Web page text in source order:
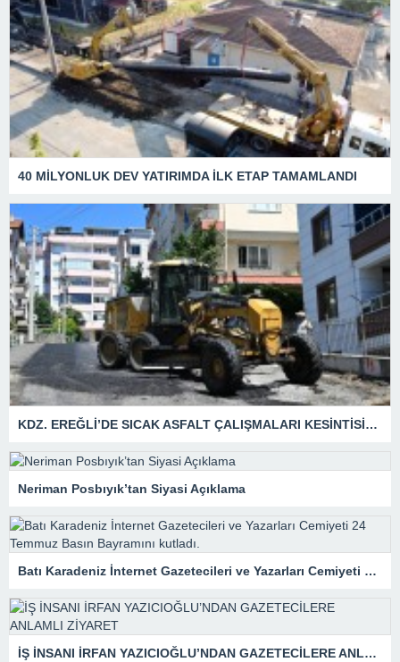
40 MİLYONLUK DEV YATIRIMDA İLK ETAP TAMAMLANDI
KDZ. EREĞLİ’DE SICAK ASFALT ÇALIŞMALARI KESİNTİSİZ SÜRÜYOR
Neriman Posbıyık’tan Siyasi Açıklama
Batı Karadeniz İnternet Gazetecileri ve Yazarları Cemiyeti 24 Temmuz Basın Bayramını kutladı.
İŞ İNSANI İRFAN YAZICIOĞLU’NDAN GAZETECİLERE ANLAMLI ZİYARET